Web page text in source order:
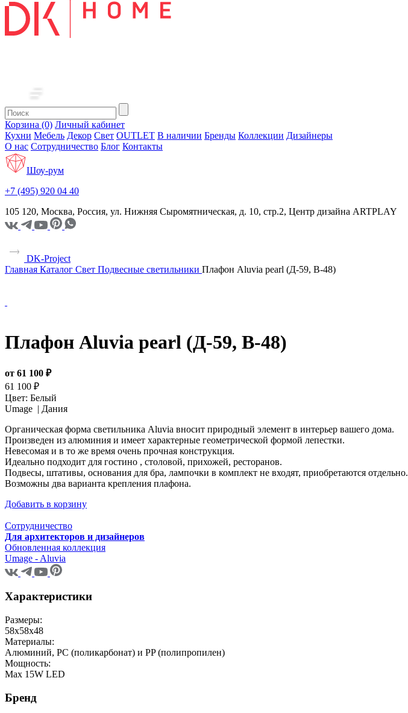
Корзина (0) Личный кабинет
Кухни Мебель Декор Свет OUTLET В наличии Бренды Коллекции Дизайнеры
О нас Сотрудничество Блог Контакты
Шоу-рум
+7 (495) 920 04 40
105 120, Москва, Россия, ул. Нижняя Сыромятническая, д. 10, стр.2, Центр дизайна ARTPLAY
DK-Project
Главная Каталог Свет Подвесные светильники Плафон Aluvia pearl (Д-59, В-48)
Плафон Aluvia pearl (Д-59, В-48)
от 61 100 ₽
61 100 ₽
Цвет: Белый
Umage | Дания
Органическая форма светильника Aluvia вносит природный элемент в интерьер вашего дома.
Произведен из алюминия и имеет характерные геометрической формой лепестки.
Невесомая и в то же время очень прочная конструкция.
Идеально подходит для гостино , столовой, прихожей, ресторанов.
Подвесы, штативы, основания для бра, лампочки в комплект не входят, приобретаются отдельно.
Возможны два варианта крепления плафона.
Добавить в корзину
Сотрудничество
Для архитекторов и дизайнеров
Обновленная коллекция
Umage - Aluvia
Характеристики
Размеры:
58x58x48
Материалы:
Алюминий, PC (поликарбонат) и PP (полипропилен)
Мощность:
Max 15W LED
Бренд